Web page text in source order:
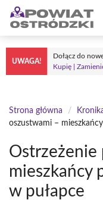
Przejdź
treści
UWAGA!
Dołącz do
Kupię |
Strona główna /
oszustwami –
Ostrzeżenie
mieszkańcy
w pułapce